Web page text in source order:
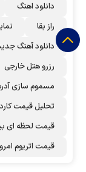
دانلود اهنگ
راز بقا
دانلود آهنگ
رزرو هتل خارجی
مسموم سازی
تحلیل قیمت
قیمت لحظه ای
قیمت اتریوم